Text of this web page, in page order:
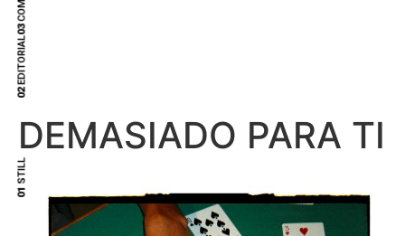
01
STILL
02
EDITORIAL
03
DEMASIADO PARA TI